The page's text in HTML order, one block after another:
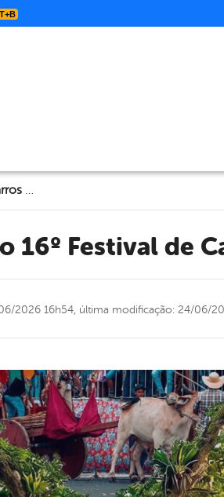
HOJE! O grande dia do 16º Festival de Carros de Boi chegou
16º Festival de
2026 16h54, última modificação: 24/06/